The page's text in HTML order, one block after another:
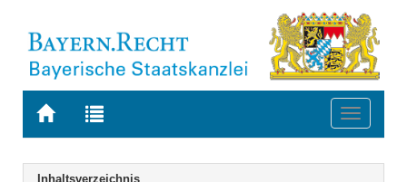
Zur
BAYERN.RECHT
Zur
letzten
Toggle
Inhaltsverzeichnis